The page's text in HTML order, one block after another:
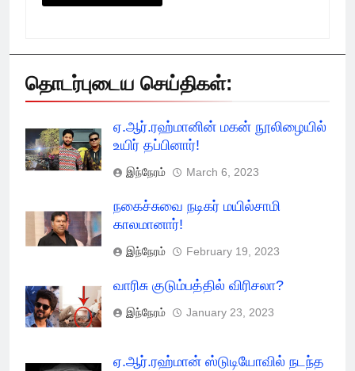
தொடர்புடைய செய்திகள்:
ஏ.ஆர்.ரஹ்மானின் மகன் நூலிழையில்
உயிர் தப்பினார்!
இந்நேரம் March 6, 2023
நகைச்சுவை நடிகர் மயில்சாமி
காலமானார்!
இந்நேரம் February 19, 2023
வாரிசு குடும்பத்தில் விரிசலா?
இந்நேரம் January 23, 2023
ஏ.ஆர்.ரஹ்மான் ஸ்டுடியோவில் நடந்த